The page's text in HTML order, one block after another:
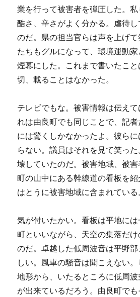
業を行って被害者を弾圧した。
酷さ、辛さがよく分かる。虐待
のだ。県の担当官らは声を上げ
たちもグルになって、環境運動
煙幕にした。これまで書いたこ
切、載ることはなかった。
テレビでもな。被害情報は伝え
れは由良町でも同じことで、記
には驚くしかなかったよ。彼ら
らない。議員はそれを見て笑っ
壊していたのだ。被害地域、被害
町の山中にある幹線道の看板を
はとうに被害地域に含まれている
気が付いたかい。看板は平地には
町といいながら、天空の集落だ
のだ。卓越した低周波音は平野
しい。風車の騒音は聞こえない
地形から、いたるところに低周波
が出来ているだろう。由良町で